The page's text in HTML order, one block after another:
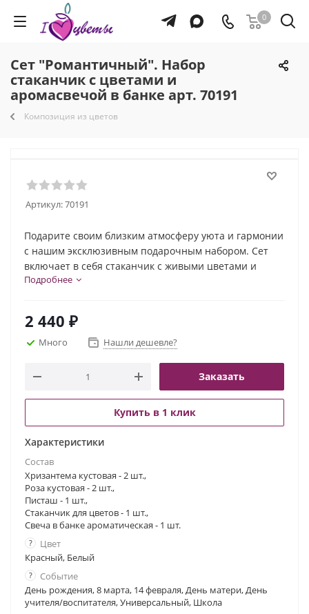
0
Сет "Романтичный". Набор
стаканчик с цветами и
аромасвечой в банке арт. 70191
Композиция из цветов
Артикул:70191
Подарите своим близким атмосферу уюта и гармонии
с нашим эксклюзивным подарочным набором. Сет
включает в себя стаканчик с живыми цветами и
ароматическую свечу. Универсальный набор,
Создайте особенное настроение в вашем доме или
порадуйте близких, выбрав подарочный набор.
Подробнее
2 440 ₽
Много Нашли дешевле?
Заказать
Купить в 1 клик
Характеристики
Состав
Хризантема кустовая - 2 шт.,
Роза кустовая - 2 шт.,
Писташ - 1 шт.,
Стаканчик для цветов - 1 шт.,
Свеча в банке ароматическая - 1 шт.
?
Цвет
Красный, Белый
?
Событие
День рождения, 8 марта, 14 февраля, День матери, День
учителя/воспитателя, Универсальный, Школа